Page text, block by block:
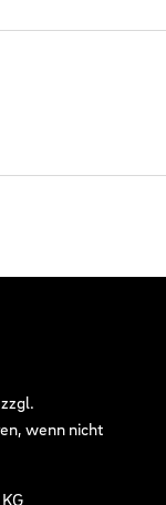
wenn nicht